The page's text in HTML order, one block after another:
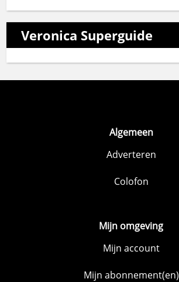
Veronica Superguide
Algemeen
Adverteren
Colofon
Mijn omgeving
Mijn account
Mijn abonnement(en)